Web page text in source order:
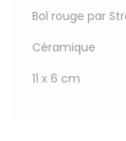
Bol rouge par
Céramique
11 x 6 cm